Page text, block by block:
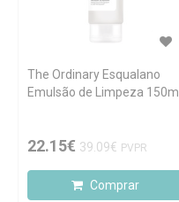
The Ordinary Esqualano
Emulsão de Limpeza 150ml
22.15€ 39.09€ PVPR
Comprar